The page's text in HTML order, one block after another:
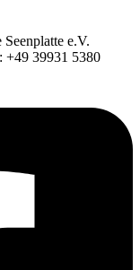
e.V.
+49 39931 5380